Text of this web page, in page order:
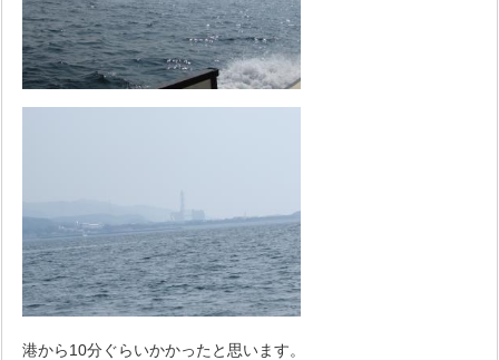
港から10分ぐらいかかったと思います。